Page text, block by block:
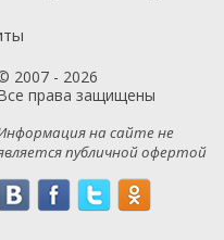
2007 - 2026
права защищены
на сайте не
публичной офертой